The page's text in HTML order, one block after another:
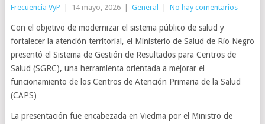
Frecuencia VyP 14 mayo, 2026 General No hay comentarios
Con el objetivo de modernizar el sistema público de salud y
fortalecer la atención territorial, el Ministerio de Salud de Río Negro
presentó el Sistema de Gestión de Resultados para Centros de
Salud (SGRC), una herramienta orientada a mejorar el
funcionamiento de los Centros de Atención Primaria de la Salud
(CAPS)
La presentación fue encabezada en Viedma por el Ministro de